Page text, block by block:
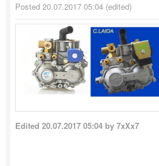
Posted 20.07.2017 05:04 (edited)
Edited 20.07.2017 05:04 by 7xXx7